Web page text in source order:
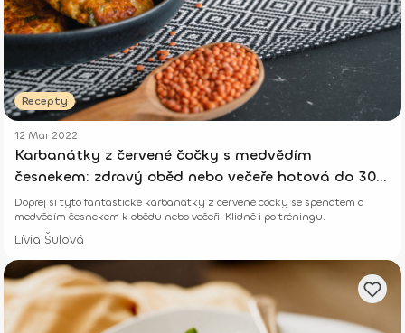
Recepty
12 Mar 2022
Karbanátky z červené čočky s medvědím
česnekem: zdravý oběd nebo večeře hotová do 30
minut
Dopřej si tyto fantastické karbanátky z červené čočky se špenátem a
medvědím česnekem k obědu nebo večeři. Klidně i po tréningu.
Lívia Šuľová